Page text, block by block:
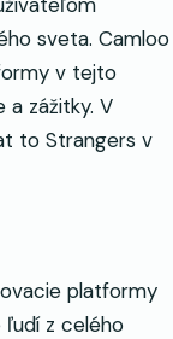
sveta. Camloo
v tejto
a zážitky. V
to Strangers v
platformy
ľudí z celého